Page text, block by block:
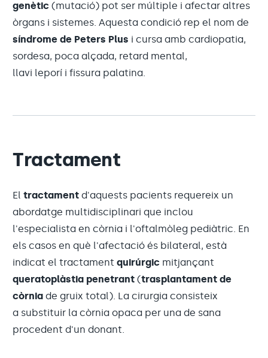
genètic (mutació) pot ser múltiple i afectar altres
òrgans i sistemes. Aquesta condició rep el nom de
síndrome de Peters Plus i cursa amb cardiopatia,
sordesa, poca alçada, retard mental,
llavi leporí i fissura palatina.
Tractament
El tractament d'aquests pacients requereix un
abordatge multidisciplinari que inclou
l'especialista en còrnia i l'oftalmòleg pediàtric. En
els casos en què l'afectació és bilateral, està
indicat el tractament quirúrgic mitjançant
queratoplàstia penetrant (trasplantament de
còrnia de gruix total). La cirurgia consisteix
a substituir la còrnia opaca per una de sana
procedent d'un donant.